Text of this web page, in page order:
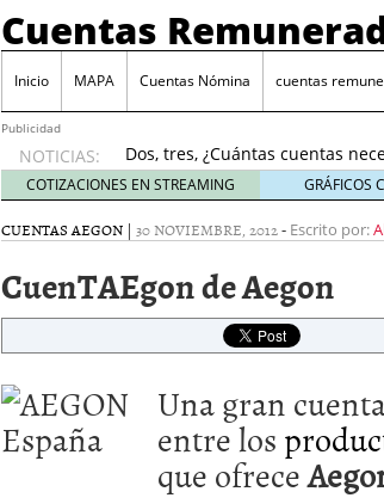
Cuentas
Inicio MAPA Cuentas Nómina cuentas
Publicidad
NOTICIAS:
Dos, tres, ¿Cuántas cuentas
Cómo usar tu cuenta
octubre, 2024
¿Cuándo merece la pena una
DeepTradeBot ha lanzado su
2020
Dos, tres, ¿Cuántas cuentas
COTIZACIONES EN STREAMING GRÁFICOS
CUENTAS AEGON | 30 NOVIEMBRE, 2012- Escrito por:
CuenTAEgon de Aegon
Una gran
entre los
que ofrece